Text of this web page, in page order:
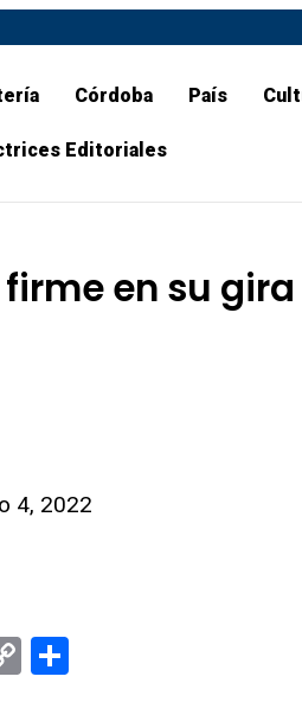
Córdoba País
Editoriales
en su
4, 2022
Copy